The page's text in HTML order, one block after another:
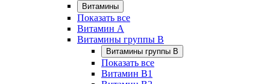
Витамины
Показать все
Витамин A
Витамины группы B
Витамины группы B
Показать все
Витамин B1